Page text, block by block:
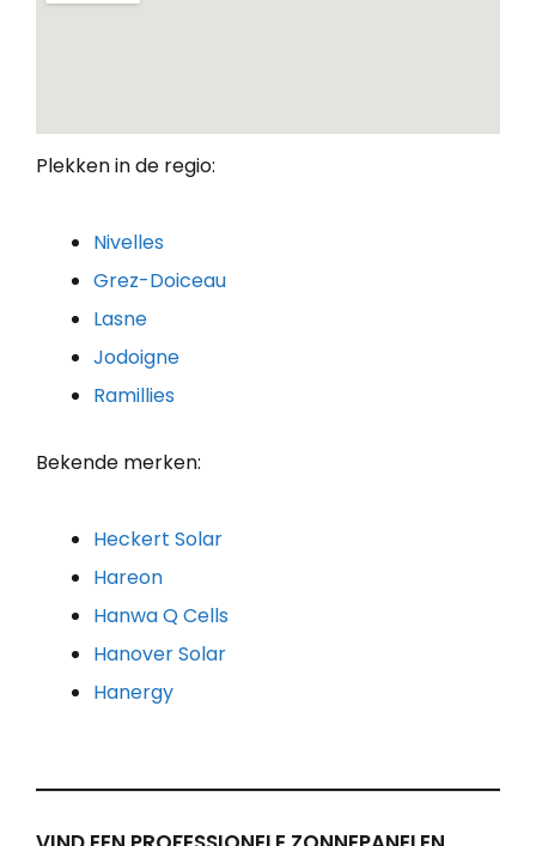
Plekken in de regio:
Nivelles
Grez-Doiceau
Lasne
Jodoigne
Ramillies
Bekende merken:
Heckert Solar
Hareon
Hanwa Q Cells
Hanover Solar
Hanergy